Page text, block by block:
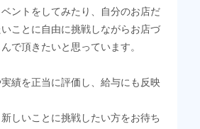
ントをしてみたり、自分のお店だ
ことに自由に挑戦しながらお店づ
で頂きたいと思っています。
績を正当に評価し、給与にも反映
しいことに挑戦したい方をお待ち